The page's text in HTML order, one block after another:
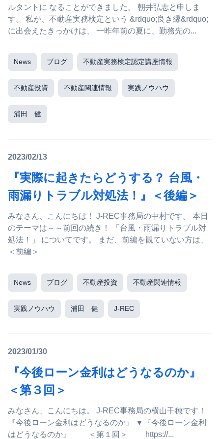
ルタントに なることができました。 朝井弘志と申しま
す。 私が、不動産実務検定という &rdquo;良き縁&rdquo;
に出会えたきっかけは、 一昨年前の夏に、勤務先の...
News ブログ 不動産実務検定認定講座情報
不動産投資 不動産関連情報 実践ノウハウ
浦田 健
2023/02/13
『実際に起きたらどうする？ 台風・
雨漏りトラブル対処法！』＜後編＞
みなさん、こんにちは！ J-REC事務局の中村です。 本日
のテーマは～～前回の続き！ 「台風・雨漏りトラブル対
処法！」 についてです。 まだ、前編を観ていない方は、
＜前編＞
News ブログ 不動産投資 不動産関連情報
実践ノウハウ 浦田 健 J-REC
2023/01/30
『今後ローン金利はどうなるのか』
＜第３回＞
みなさん、こんにちは。 J-REC事務局の横山千穂です！
『今後ローン金利はどうなるのか』 ▼『今後ローン金利
はどうなるのか』 ＜第１回＞ https://...